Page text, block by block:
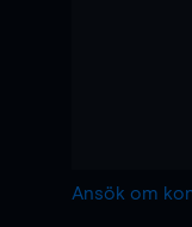
Ansök om